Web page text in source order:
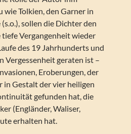
wie Tolkien, den Garner in
sollen die Dichter den
Vergangenheit wieder
des 19 Jahrhunderts und
Vergessenheit geraten ist –
Eroberungen, der
in Gestalt der vier heiligen
gefunden hat, die
(Engländer, Waliser,
erhalten hat.